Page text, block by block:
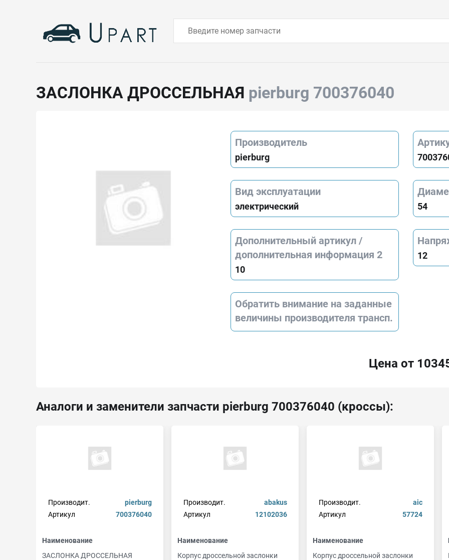
ЗАСЛОНКА ДРОССЕЛЬНАЯ pierburg 700376040
Производитель
pierburg
Вид эксплуатации
электрический 54
Дополнительный артикул /
дополнительная информация 2
10
12
Обратить внимание на заданные
величины производителя трансп.
Цена от
Аналоги и заменители запчасти pierburg 700376040 (кроссы):
Производит.
pierburg
Артикул
700376040
Наименование
ЗАСЛОНКА ДРОССЕЛЬНАЯ
Производит.
abakus
Артикул
12102036
Наименование
Корпус дроссельной заслонки
Производит.
aic
Артикул
57724
Наименование
Корпус дроссельной заслонки